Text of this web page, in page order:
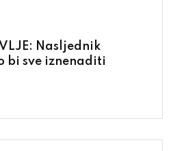
Nasljednik
bi sve iznenaditi